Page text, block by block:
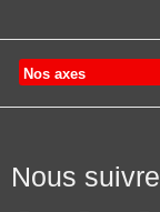
Nos axes
Nous suivre